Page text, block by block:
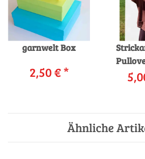
garnwelt Box
2,50 €*
als
Ähnliche